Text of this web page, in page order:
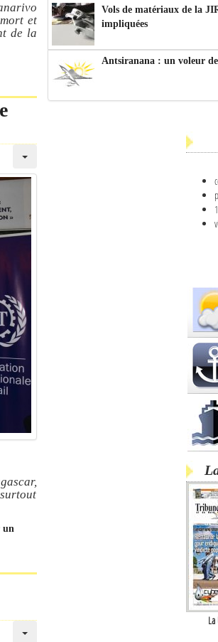
et
de la
un
Vols de matériaux de la
impliquées
Antsiranana : un voleur